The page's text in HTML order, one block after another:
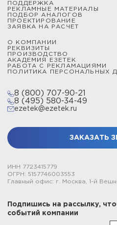
ПОДДЕРЖКА
РЕКЛАМНЫЕ МАТЕРИАЛЫ
ПОДБОР АНАЛОГОВ
ПРОЕКТИРОВАНИЕ
ЗАЯВКА НА РАСЧЕТ
О КОМПАНИИ
РЕКВИЗИТЫ
ПРОИЗВОДСТВО
АКАДЕМИЯ ЕЗЕТЕК
РАБОТА С РЕКЛАМАЦИЯМИ
ПОЛИТИКА ПЕРСОНАЛЬНЫХ
8 (800) 707-90-21
8 (495) 580-34-49
ezetek@ezetek.ru
ЗАКАЗАТЬ
ИНН 7723415779
ОГРН: 5157746003553
Главный офис: г. Москва, 1-й
Подпишись на рассылку,
событий компании